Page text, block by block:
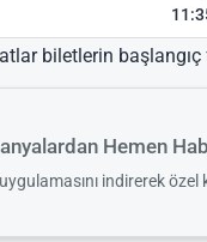
biletlerin
Hemen
indirerek